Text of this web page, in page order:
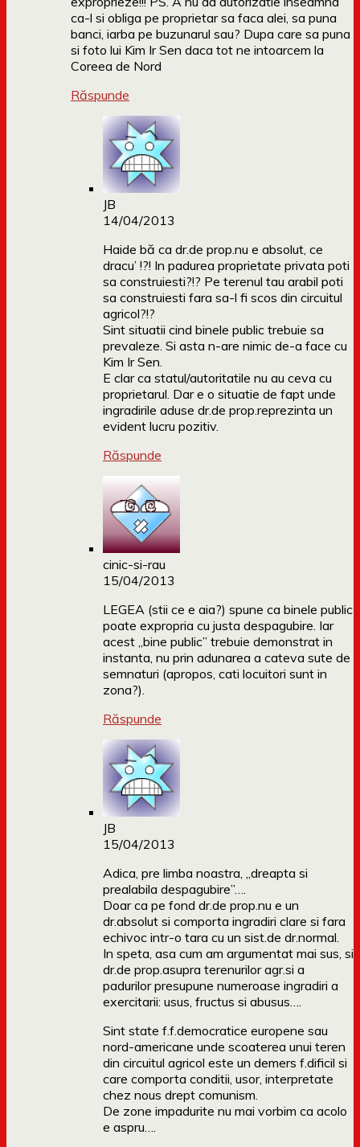
ca-l si obliga pe proprietar sa faca alei, sa puna
banci, iarba pe buzunarul sau? Dupa care sa puna
si foto lui Kim Ir Sen daca tot ne intoarcem la
Coreea de Nord
Răspunde
JB
14/04/2013
Haide bă ca dr.de prop.nu e absolut, ce
dracu’ !?! In padurea proprietate privata poti
sa construiesti?!? Pe terenul tau arabil poti
sa construiesti fara sa-l fi scos din circuitul
agricol?!?
Sint situatii cind binele public trebuie sa
prevaleze. Si asta n-are nimic de-a face cu
Kim Ir Sen.
E clar ca statul/autoritatile nu au ceva cu
proprietarul. Dar e o situatie de fapt unde
ingradirile aduse dr.de prop.reprezinta un
evident lucru pozitiv.
Răspunde
cinic-si-rau
15/04/2013
LEGEA (stii ce e aia?) spune ca binele public
poate expropria cu justa despagubire. Iar
acest „bine public” trebuie demonstrat in
instanta, nu prin adunarea a cateva sute de
semnaturi (apropos, cati locuitori sunt in
zona?).
Răspunde
JB
15/04/2013
Adica, pre limba noastra, „dreapta si
prealabila despagubire”….
Doar ca pe fond dr.de prop.nu e un
dr.absolut si comporta ingradiri clare si fara
echivoc intr-o tara cu un sist.de dr.normal.
In speta, asa cum am argumentat mai sus, si
dr.de prop.asupra terenurilor agr.si a
padurilor presupune numeroase ingradiri a
exercitarii: usus, fructus si abusus….
Sint state f.f.democratice europene sau
nord-americane unde scoaterea unui teren
din circuitul agricol este un demers f.dificil si
care comporta conditii, usor, interpretate
chez nous drept comunism.
De zone impadurite nu mai vorbim ca acolo
e aspru….